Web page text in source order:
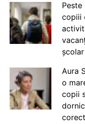
Peste
copiii
Aura
o
copii